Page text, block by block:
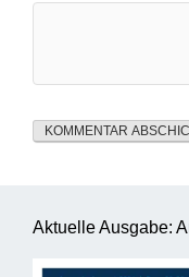
Aktuelle Ausgabe: